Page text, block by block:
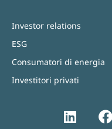
Investor relations
ESG
Consumatori di energia
Investitori privati